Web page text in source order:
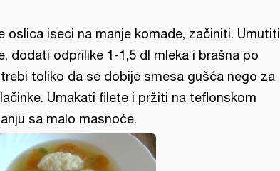
oslica iseci na manje komade, začiniti. Umutiti
dodati odprilike 1-1,5 dl mleka i brašna po
toliko da se dobije smesa gušća nego za
Umakati filete i pržiti na teflonskom
sa malo masnoće.